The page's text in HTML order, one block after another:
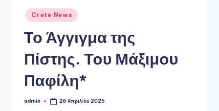
o
Αναρτήθηκε
σε
Crete News
Το Άγγιγμα της
Πίστης. Του Μάξιμου
Παφίλη*
Συγγραφέας:
admin 26 Απριλίου 2025